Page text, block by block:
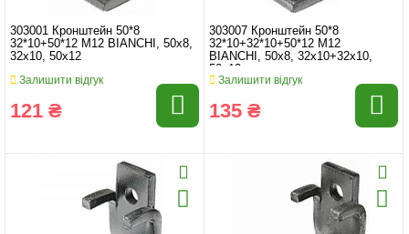
303001 Кронштейн 50*8
32*10+50*12 M12 BIANCHI, 50x8,
32x10, 50x12
Залишити відгук
121 ₴
303007 Кронштейн 50*8
32*10+32*10+50*12 M12
BIANCHI, 50x8, 32x10+32x10,
50x12
Залишити відгук
135 ₴